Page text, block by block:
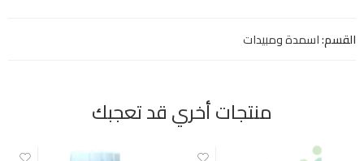
القسم:اسمدة ومبيدات
منتجات أخري قد تعجبك